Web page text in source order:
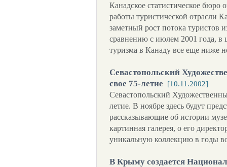
Канадское статистическое бюро
работы туристической отрасли
заметный рост потока
сравнению с июлем 2001 года, в
туризма в Канаду все еще ниже
Севастопольский
свое 75-летие
[10.11.2002]
Севастопольский
летие. В ноябре здесь будут
рассказывающие об истории
картинная галерея, о его
уникальную коллекцию в годы
В Крыму создается